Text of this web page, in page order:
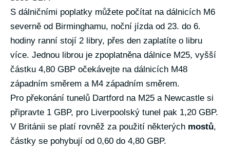
S dálničními poplatky můžete počítat na dálnicích M6
severně od Birminghamu, noční jízda od 23. do 6.
hodiny ranní stojí 2 libry, přes den zaplatíte o libru
více. Jednou librou je zpoplatněna dálnice M25, vyšší
částku 4,80 GBP očekávejte na dálnicích M48
západním směrem a M4 západním směrem.
Pro překonání tunelů Dartford na M25 a Newcastle si
připravte 1 GBP, pro Liverpoolský tunel pak 1,20 GBP.
V Británii se platí rovněž za použití některých mostů,
částky se pohybují od 0,60 do 4,80 GBP.